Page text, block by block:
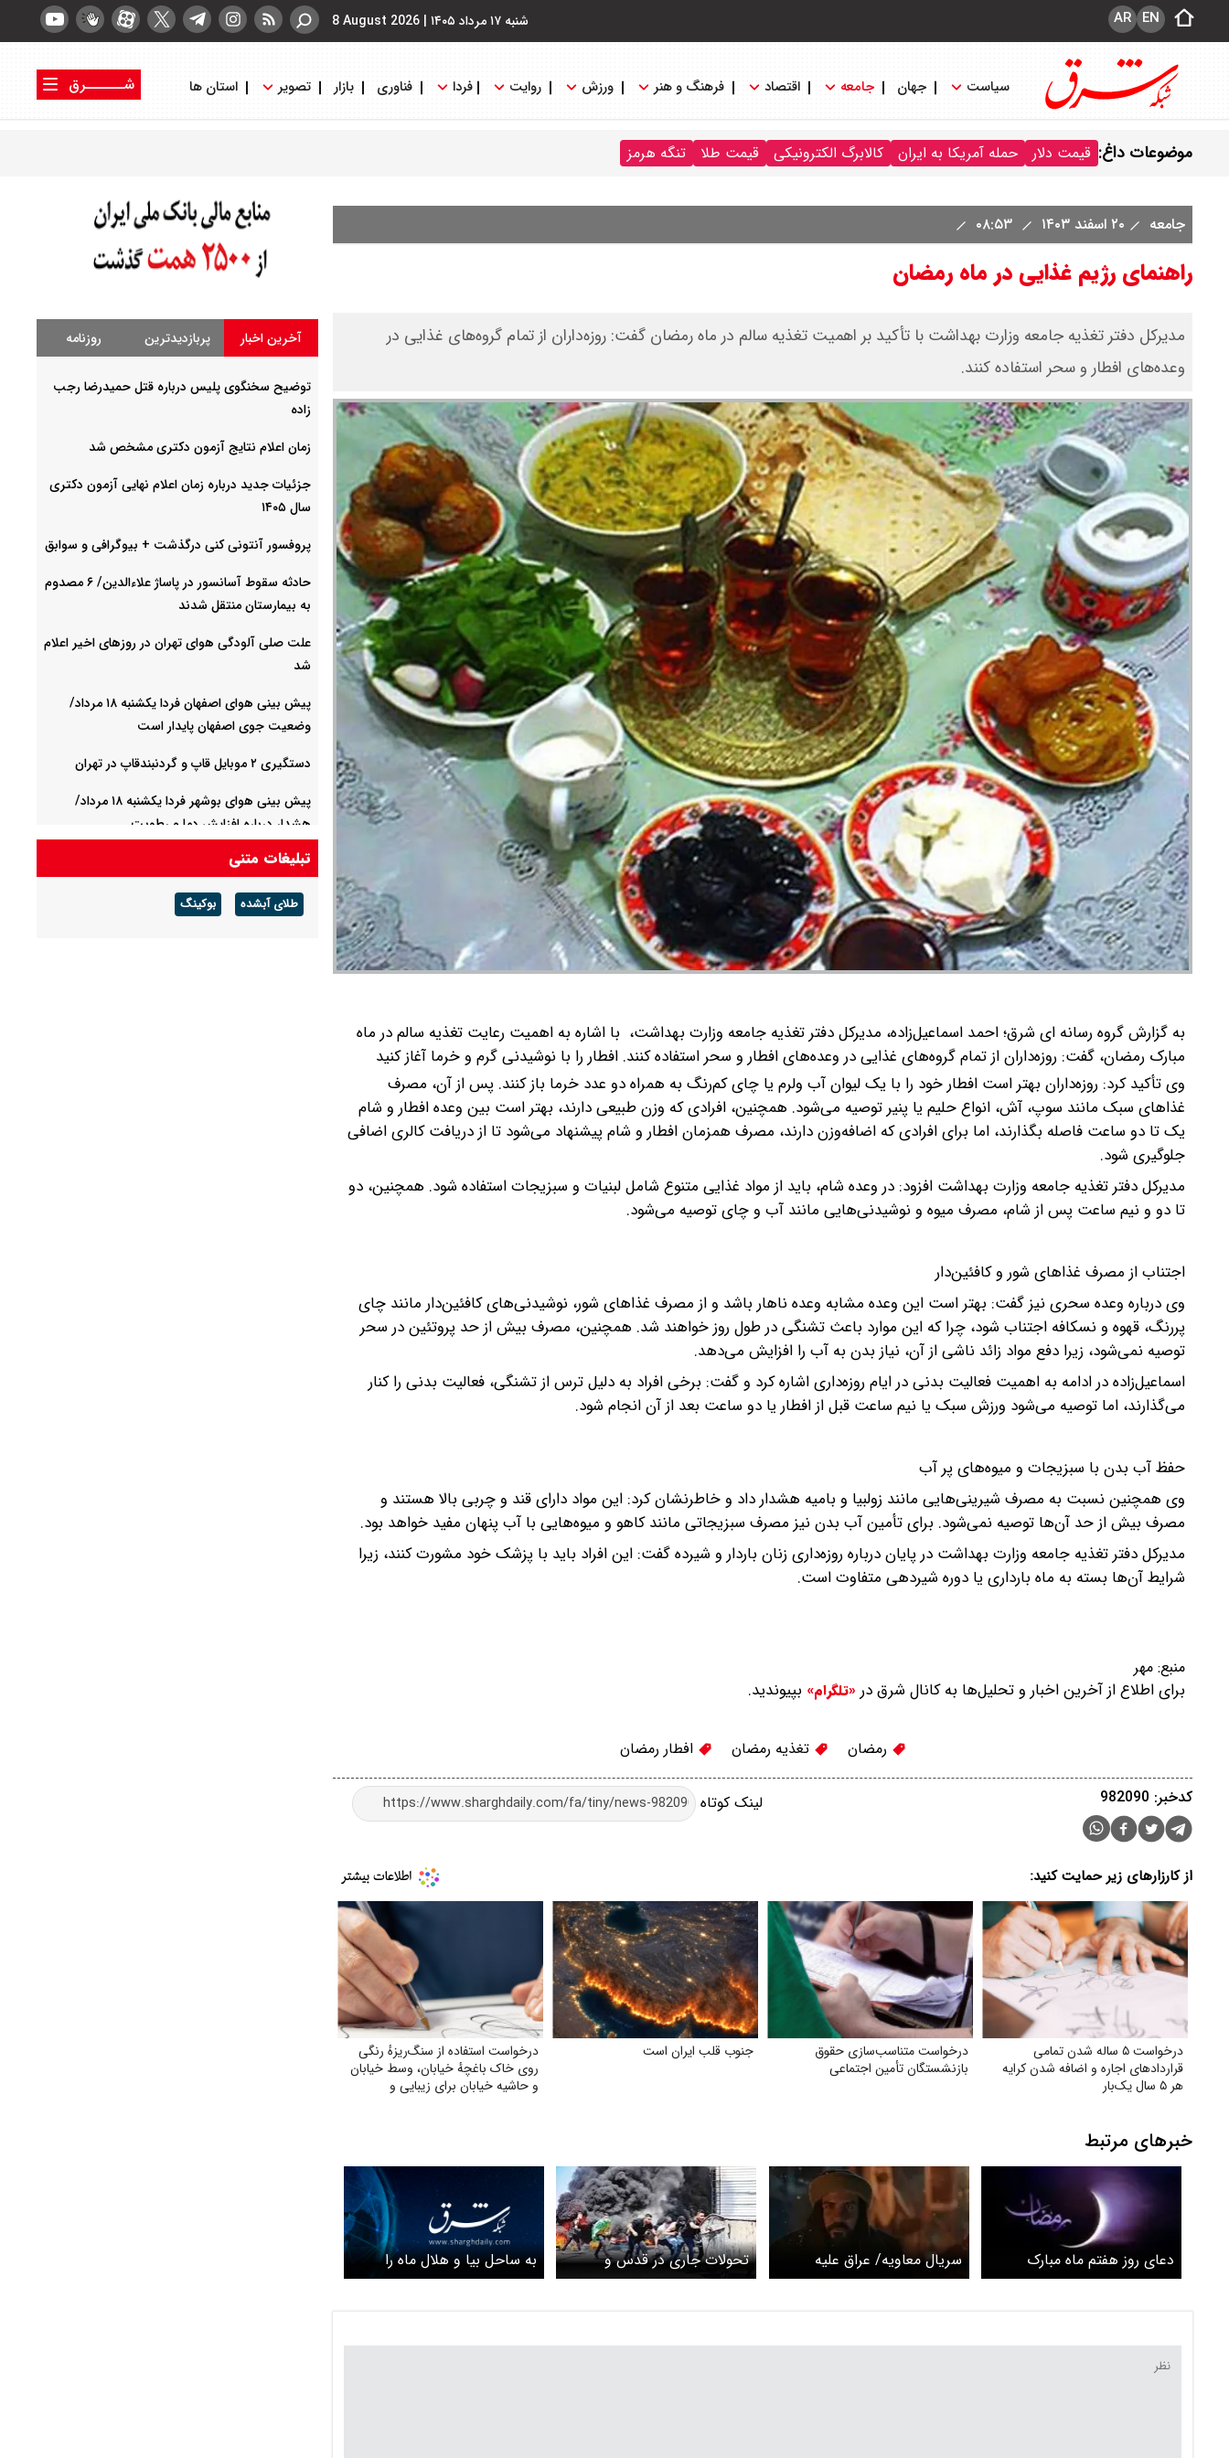
شنبه ۱۷ مرداد ۱۴۰۵ |
8 August 2026 EN
AR
سیاست جهان جامعه اقتصاد فرهنگ و هنر ورزش روایت فردا فناوری بازار تصویر استان ها
شــــــرق
موضوعات داغ: قیمت دلار حمله آمریکا به ایران کالابرگ الکترونیکی قیمت طلا تنگه هرمز
جامعه ۲۰ اسفند ۱۴۰۳
راهنمای رژیم غذایی در ماه رمضان
مدیرکل دفتر تغذیه جامعه وزارت بهداشت با تأکید بر اهمیت تغذیه سالم در ماه رمضان گفت: روزه‌داران از تمام گروه‌های غذایی در
وعده‌های افطار و سحر استفاده کنند.
به گزارش گروه رسانه ای شرق؛ احمد اسماعیل‌زاده، مدیرکل دفتر تغذیه جامعه وزارت بهداشت، با اشاره به اهمیت رعایت تغذیه سالم در ماه
مبارک رمضان، گفت: روزه‌داران از تمام گروه‌های غذایی در وعده‌های افطار و سحر استفاده کنند. افطار را با نوشیدنی گرم و خرما آغاز کنید
وی تأکید کرد: روزه‌داران بهتر است افطار خود را با یک لیوان آب ولرم یا چای کم‌رنگ به همراه دو عدد خرما باز کنند. پس از آن، مصرف
غذاهای سبک مانند سوپ، آش، انواع حلیم یا پنیر توصیه می‌شود. همچنین، افرادی که وزن طبیعی دارند، بهتر است بین وعده افطار و شام
یک تا دو ساعت فاصله بگذارند، اما برای افرادی که اضافه‌وزن دارند، مصرف همزمان افطار و شام پیشنهاد می‌شود تا از دریافت کالری اضافی
جلوگیری شود.
مدیرکل دفتر تغذیه جامعه وزارت بهداشت افزود: در وعده شام، باید از مواد غذایی متنوع شامل لبنیات و سبزیجات استفاده شود. همچنین، دو
تا دو و نیم ساعت پس از شام، مصرف میوه و نوشیدنی‌هایی مانند آب و چای توصیه می‌شود.
اجتناب از مصرف غذاهای شور و کافئین‌دار
وی درباره وعده سحری نیز گفت: بهتر است این وعده مشابه وعده ناهار باشد و از مصرف غذاهای شور، نوشیدنی‌های کافئین‌دار مانند چای
پررنگ، قهوه و نسکافه اجتناب شود، چرا که این موارد باعث تشنگی در طول روز خواهند شد. همچنین، مصرف بیش از حد پروتئین در سحر
توصیه نمی‌شود، زیرا دفع مواد زائد ناشی از آن، نیاز بدن به آب را افزایش می‌دهد.
اسماعیل‌زاده در ادامه به اهمیت فعالیت بدنی در ایام روزه‌داری اشاره کرد و گفت: برخی افراد به دلیل ترس از تشنگی، فعالیت بدنی را کنار
می‌گذارند، اما توصیه می‌شود ورزش سبک یا نیم ساعت قبل از افطار یا دو ساعت بعد از آن انجام شود.
حفظ آب بدن با سبزیجات و میوه‌های پر آب
وی همچنین نسبت به مصرف شیرینی‌هایی مانند زولبیا و بامیه هشدار داد و خاطرنشان کرد: این مواد دارای قند و چربی بالا هستند و
مصرف بیش از حد آن‌ها توصیه نمی‌شود. برای تأمین آب بدن نیز مصرف سبزیجاتی مانند کاهو و میوه‌هایی با آب پنهان مفید خواهد بود.
مدیرکل دفتر تغذیه جامعه وزارت بهداشت در پایان درباره روزه‌داری زنان باردار و شیرده گفت: این افراد باید با پزشک خود مشورت کنند، زیرا
شرایط آن‌ها بسته به ماه بارداری یا دوره شیردهی متفاوت است.
منبع: مهر
برای اطلاع از آخرین اخبار و تحلیل‌ها به کانال شرق در «تلگرام» بپیوندید.
رمضان تغذیه رمضان افطار رمضان
لینک کوتاه کدخبر: 982090
از کارزارهای زیر حمایت کنید:
درخواست ۵ ساله شدن تمامی
قراردادهای اجاره و اضافه شدن کرایه
هر ۵ سال یک‌بار
درخواست متناسب‌سازی حقوق
بازنشستگان تأمین اجتماعی
جنوب قلب ایران است
درخواست استفاده از سنگ‌ریزهٔ رنگی
روی خاک باغچهٔ خیابان، وسط خیابان
و حاشیه خیابان برای زیبایی و
خبرهای مرتبط
دعای روز هفتم ماه مبارک
رمضان
سریال معاویه/ عراق علیه
شیعیان ؟
تحولات جاری در قدس و
انتفاضه سوم
به ساحل بیا و هلال ماه را
تماشا کن!
آخرین اخبار پربازدیدترین روزنامه
توضیح سخنگوی پلیس درباره قتل حمیدرضا رجب
زاده
زمان اعلام نتایج آزمون دکتری مشخص شد
جزئیات جدید درباره زمان اعلام نهایی آزمون دکتری
سال ۱۴۰۵
پروفسور آنتونی کنی درگذشت + بیوگرافی و سوابق
حادثه سقوط آسانسور در پاساژ علاءالدین/ ۶ مصدوم
به بیمارستان منتقل شدند
علت صلی آلودگی هوای تهران در روزهای اخیر اعلام
شد
پیش بینی هوای اصفهان فردا یکشنبه ۱۸ مرداد/
وضعیت جوی اصفهان پایدار است
دستگیری ۲ موبایل قاپ و گردنبندقاپ در تهران
پیش بینی هوای بوشهر فردا یکشنبه ۱۸ مرداد/
هشدار درباره افزایش دما و رطوبت
زلزله ۳.۲ ریشتری زاهدشهر فارس را لرزاند
تبلیغات متنی
طلای آبشده بوکینگ